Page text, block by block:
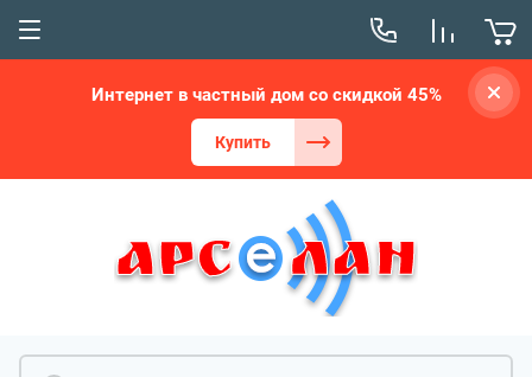
Интернет в частный дом со скидкой 45%
Купить